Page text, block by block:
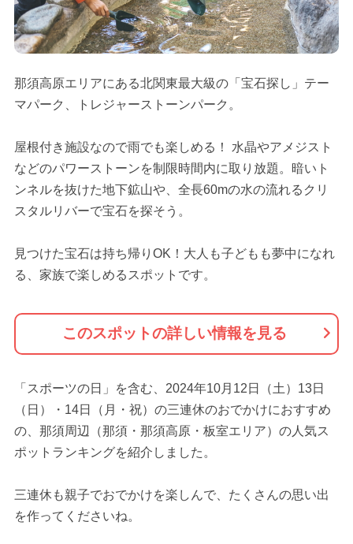
那須高原エリアにある北関東最大級の「宝石探し」テー
マパーク、トレジャーストーンパーク。
屋根付き施設なので雨でも楽しめる！ 水晶やアメジスト
などのパワーストーンを制限時間内に取り放題。暗いト
ンネルを抜けた地下鉱山や、全長60mの水の流れるクリ
スタルリバーで宝石を探そう。
見つけた宝石は持ち帰りOK！大人も子どもも夢中になれ
る、家族で楽しめるスポットです。
このスポットの詳しい情報を見る
「スポーツの日」を含む、2024年10月12日（土）13日
（日）・14日（月・祝）の三連休のおでかけにおすすめ
の、那須周辺（那須・那須高原・板室エリア）の人気ス
ポットランキングを紹介しました。
三連休も親子でおでかけを楽しんで、たくさんの思い出
を作ってくださいね。